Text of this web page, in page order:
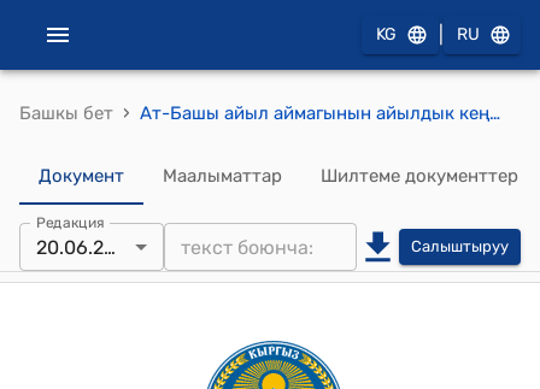
KG RU
Башкы бет › Ат-Башы айыл аймагынын айылдык кеңешинин 2024-жылдын 20-июнундагы № 19-3 "Ат-Башы айыл аймагынын социалдык-экономикалык өнүгүүсүн камсыз кылуу, айыл өкмөткө инвестицияларды жана гранттарды тартуу иштери, мектептерде, бала-бакчаларда тамак-аштын берилиши жана өткөрүлгөн тендерлер жөнүндө" Токтому
Документ Маалыматтар Шилтеме документтер
Редакция
20.06.2024 Салыштыруу